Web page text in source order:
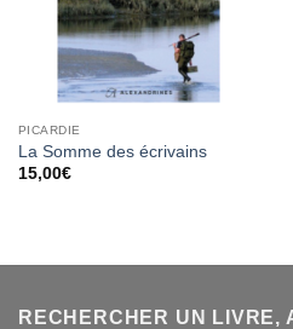
PICARDIE
La Somme des écrivains
15,00€
RECHERCHER UN LIVRE,